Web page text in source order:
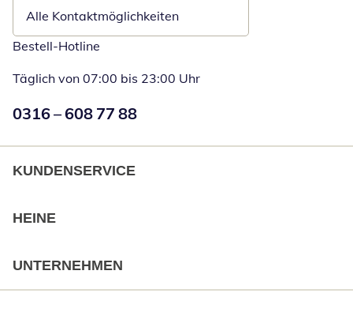
Alle Kontaktmöglichkeiten
Bestell-Hotline
Täglich von 07:00 bis 23:00 Uhr
Numéro de téléphone:
0316 – 608 77 88
KUNDENSERVICE
HEINE
UNTERNEHMEN